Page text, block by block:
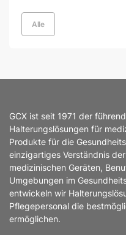
Alle
GCX ist seit 1971 der
Halterungslösungen für
Produkte für die
einzigartiges Verständnis
medizinischen Geräten,
Umgebungen im
entwickeln wir
Pflegepersonal die
ermöglichen.